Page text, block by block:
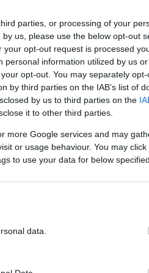
parties, or processing of your
us, please use the below opt-out
opt-out request is processed
information utilized by us
opt-out. You may separately
by third parties on the IAB’s list of
by us to third parties on the
it to other third parties.
more Google services and may
or usage behaviour. You may
to use your data for below
data.
érkezők is, így ápolónő,
kórusművek olyan
együttes másik vezető
helyez a kortárs magyar
János egy-egy műve is.
Nemzeti Ifjúsági Kórus
Judit
című
hangjait utánzó